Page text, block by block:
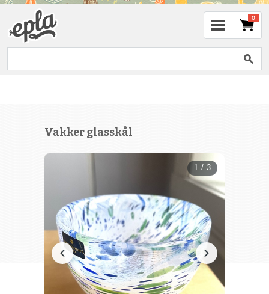
0
Vakker glasskål
1 / 3